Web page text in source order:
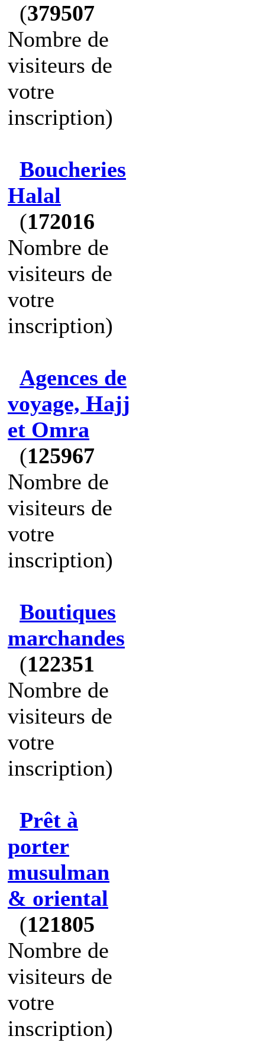
(379507
Nombre de
visiteurs de
votre
inscription)
Boucheries
Halal
(172016
Nombre de
visiteurs de
votre
inscription)
Agences de
voyage, Hajj
et Omra
(125967
Nombre de
visiteurs de
votre
inscription)
Boutiques
marchandes
(122351
Nombre de
visiteurs de
votre
inscription)
Prêt à
porter
musulman
& oriental
(121805
Nombre de
visiteurs de
votre
inscription)